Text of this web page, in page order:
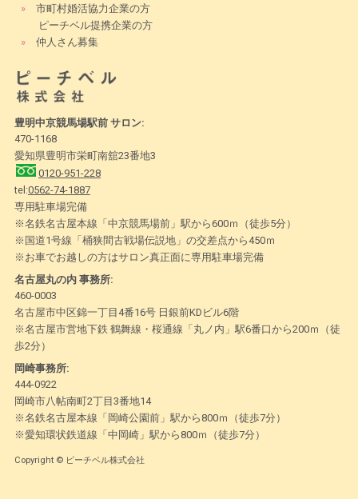
»
市町村婚活協力企業の方
ピーチベル提携企業の方
»
仲人さん募集
豊明中京競馬場駅前 サロン:
470-1168
愛知県豊明市栄町南舘23番地3
0120-951-228
tel:0562-74-1887
専用駐車場完備
※名鉄名古屋本線「中京競馬場前」駅から600ｍ（徒歩5分）
※国道1号線「桶狭間古戦場伝説地」の交差点から450ｍ
※お車でお越しの方はサロン真正面に専用駐車場完備
名古屋丸の内 事務所:
460-0003
名古屋市中区錦一丁目4番16号 日銀前KDビル6階
※名古屋市営地下鉄 鶴舞線・桜通線「丸ノ内」駅6番口から200ｍ（徒
歩2分）
岡崎事務所:
444-0922
岡崎市八帖南町2丁目3番地14
※名鉄名古屋本線「岡崎公園前」駅から800ｍ（徒歩7分）
※愛知環状鉄道線「中岡崎」駅から800ｍ（徒歩7分）
Copyright © ピーチベル株式会社